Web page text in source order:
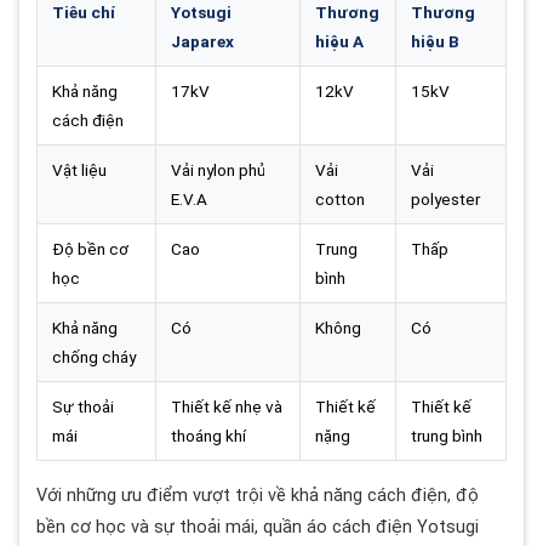
Tiêu chí
Yotsugi
Japarex
Thương
hiệu A
Thương
hiệu B
Khả năng
cách điện
17kV 12kV 15kV
Vật liệu
Vải nylon phủ
E.V.A
Vải
cotton
Vải
polyester
Độ bền cơ
học
Cao
Trung
bình
Thấp
Khả năng
chống cháy
Có Không Có
Sự thoải
mái
Thiết kế nhẹ và
thoáng khí
Thiết kế
nặng
Thiết kế
trung bình
Với những ưu điểm vượt trội về khả năng cách điện, độ
bền cơ học và sự thoải mái, quần áo cách điện Yotsugi